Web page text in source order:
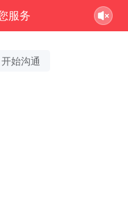
服务
始沟通